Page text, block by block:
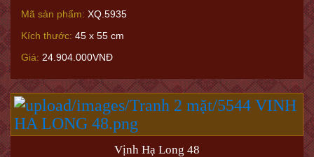
Mã sản phẩm: XQ.5935
Kích thước: 45 x 55 cm
Giá: 24.904.000VNĐ
Vịnh Hạ Long 48